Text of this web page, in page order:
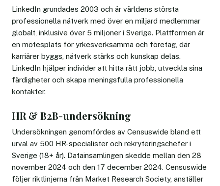
LinkedIn grundades 2003 och är världens största
professionella nätverk med över en miljard medlemmar
globalt, inklusive över 5 miljoner i Sverige. Plattformen är
en mötesplats för yrkesverksamma och företag, där
karriärer byggs, nätverk stärks och kunskap delas.
LinkedIn hjälper individer att hitta rätt jobb, utveckla sina
färdigheter och skapa meningsfulla professionella
kontakter.
HR & B2B-undersökning
Undersökningen genomfördes av Censuswide bland ett
urval av 500 HR-specialister och rekryteringschefer i
Sverige (18+ år). Datainsamlingen skedde mellan den 28
november 2024 och den 17 december 2024. Censuswide
följer riktlinjerna från Market Research Society, anställer